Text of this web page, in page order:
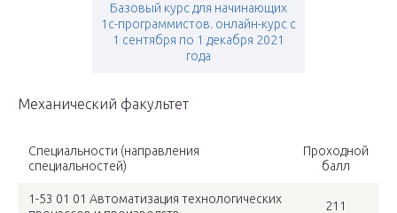
Базовый курс для начинающих
1с-программистов. онлайн-курс с
1 сентября по 1 декабря 2021
года
Механический факультет
Специальности (направления
специальностей)
Проходной
балл
1-53 01 01 Автоматизация технологических
211